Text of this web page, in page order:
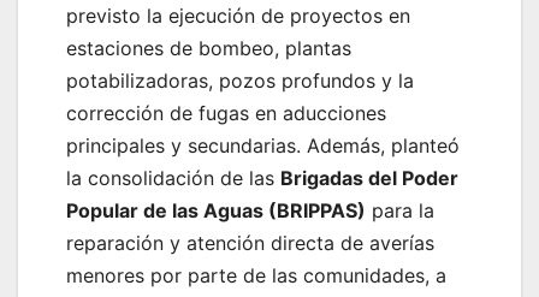
previsto la ejecución de proyectos en
estaciones de bombeo, plantas
potabilizadoras, pozos profundos y la
corrección de fugas en aducciones
principales y secundarias. Además, planteó
la consolidación de las Brigadas del Poder
Popular de las Aguas (BRIPPAS) para la
reparación y atención directa de averías
menores por parte de las comunidades, a